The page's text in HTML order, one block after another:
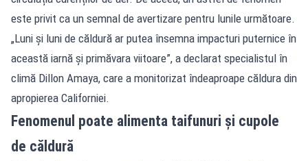
este privit ca un semnal de avertizare pentru lunile următoare.
„Luni și luni de căldură ar putea însemna impacturi puternice în
această iarnă și primăvara viitoare”, a declarat specialistul în
climă Dillon Amaya, care a monitorizat îndeaproape căldura din
apropierea Californiei.
Fenomenul poate alimenta taifunuri și cupole
de căldură